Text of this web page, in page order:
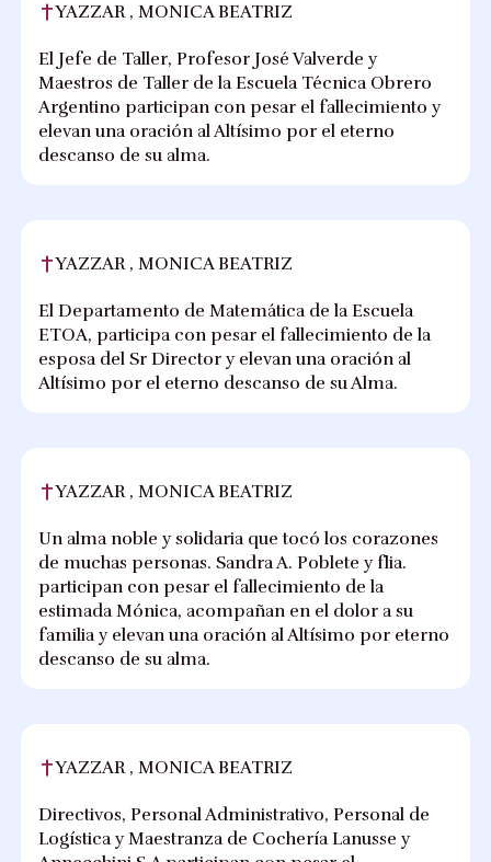
YAZZAR , MONICA BEATRIZ
El Jefe de Taller, Profesor José Valverde y
Maestros de Taller de la Escuela Técnica Obrero
Argentino participan con pesar el fallecimiento y
elevan una oración al Altísimo por el eterno
descanso de su alma.
YAZZAR , MONICA BEATRIZ
El Departamento de Matemática de la Escuela
ETOA, participa con pesar el fallecimiento de la
esposa del Sr Director y elevan una oración al
Altísimo por el eterno descanso de su Alma.
YAZZAR , MONICA BEATRIZ
Un alma noble y solidaria que tocó los corazones
de muchas personas. Sandra A. Poblete y flia.
participan con pesar el fallecimiento de la
estimada Mónica, acompañan en el dolor a su
familia y elevan una oración al Altísimo por eterno
descanso de su alma.
YAZZAR , MONICA BEATRIZ
Directivos, Personal Administrativo, Personal de
Logística y Maestranza de Cochería Lanusse y